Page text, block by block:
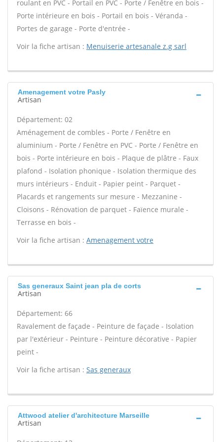
roulant en PVC - Portail en PVC - Porte / Fenêtre en bois -
Porte intérieure en bois - Portail en bois - Véranda -
Portes de garage - Porte d'entrée -
Voir la fiche artisan : Menuiserie artesanale z.g sarl
Amenagement votre Pasly
Artisan
Département: 02
Aménagement de combles - Porte / Fenêtre en
aluminium - Porte / Fenêtre en PVC - Porte / Fenêtre en
bois - Porte intérieure en bois - Plaque de plâtre - Faux
plafond - Isolation phonique - Isolation thermique des
murs intérieurs - Enduit - Papier peint - Parquet -
Placards et rangements sur mesure - Mezzanine -
Cloisons - Rénovation de parquet - Faïence murale -
Terrasse en bois -
Voir la fiche artisan : Amenagement votre
Sas generaux Saint jean pla de corts
Artisan
Département: 66
Ravalement de façade - Peinture de façade - Isolation
par l'extérieur - Peinture - Peinture décorative - Papier
peint -
Voir la fiche artisan : Sas generaux
Attwood atelier d'architecture Marseille
Artisan